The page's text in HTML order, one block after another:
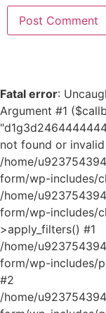
Fatal error:
Argument #1
not found or
/home/
form/wp-includes/
/home/
form/wp-includes/
>apply_filters() #1
/home/
form/wp-includes/
#2
/home/